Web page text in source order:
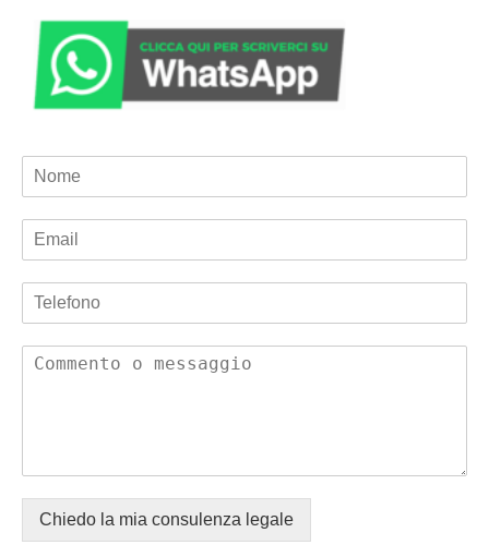
Chiedo la mia consulenza legale